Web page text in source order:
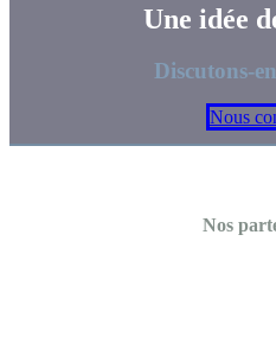
Une idée
Discutons-
Nous
Nos